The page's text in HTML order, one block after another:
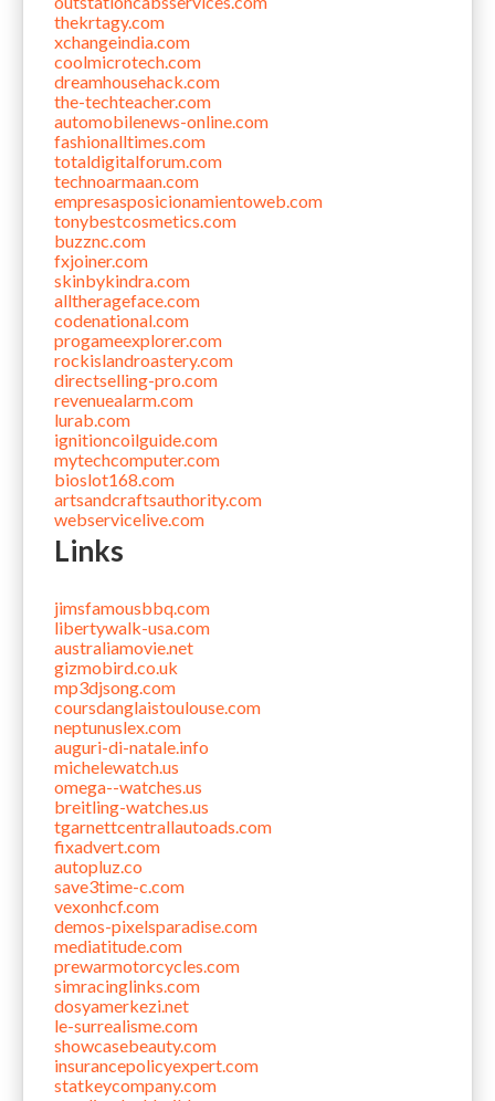
thekrtagy.com
xchangeindia.com
coolmicrotech.com
dreamhousehack.com
the-techteacher.com
automobilenews-online.com
fashionalltimes.com
totaldigitalforum.com
technoarmaan.com
empresasposicionamientoweb.com
tonybestcosmetics.com
buzznc.com
fxjoiner.com
skinbykindra.com
alltherageface.com
codenational.com
progameexplorer.com
rockislandroastery.com
directselling-pro.com
revenuealarm.com
lurab.com
ignitioncoilguide.com
mytechcomputer.com
bioslot168.com
artsandcraftsauthority.com
webservicelive.com
Links
jimsfamousbbq.com
libertywalk-usa.com
australiamovie.net
gizmobird.co.uk
mp3djsong.com
coursdanglaistoulouse.com
neptunuslex.com
auguri-di-natale.info
michelewatch.us
omega--watches.us
breitling-watches.us
tgarnettcentrallautoads.com
fixadvert.com
autopluz.co
save3time-c.com
vexonhcf.com
demos-pixelsparadise.com
mediatitude.com
prewarmotorcycles.com
simracinglinks.com
dosyamerkezi.net
le-surrealisme.com
showcasebeauty.com
insurancepolicyexpert.com
statkeycompany.com